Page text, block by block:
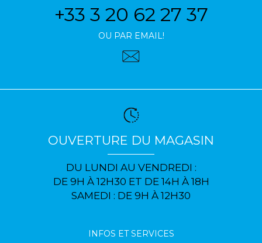
+33 3 20 62 27 37
OU PAR EMAIL!
OUVERTURE DU MAGASIN
DU LUNDI AU VENDREDI :
DE 9H À 12H30 ET DE 14H À 18H
SAMEDI : DE 9H À 12H30
INFOS ET SERVICES